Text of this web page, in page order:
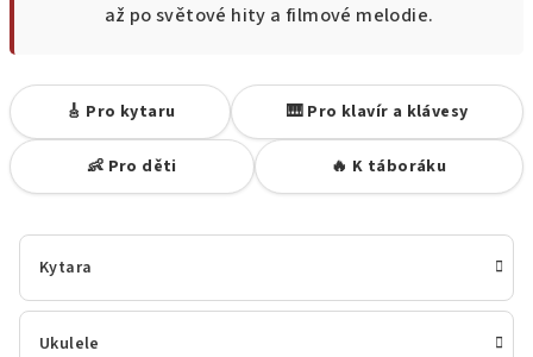
až po světové hity a filmové melodie.
🎸 Pro kytaru 🎹 Pro klavír a klávesy
👶 Pro děti 🔥 K táboráku
Kytara
Ukulele